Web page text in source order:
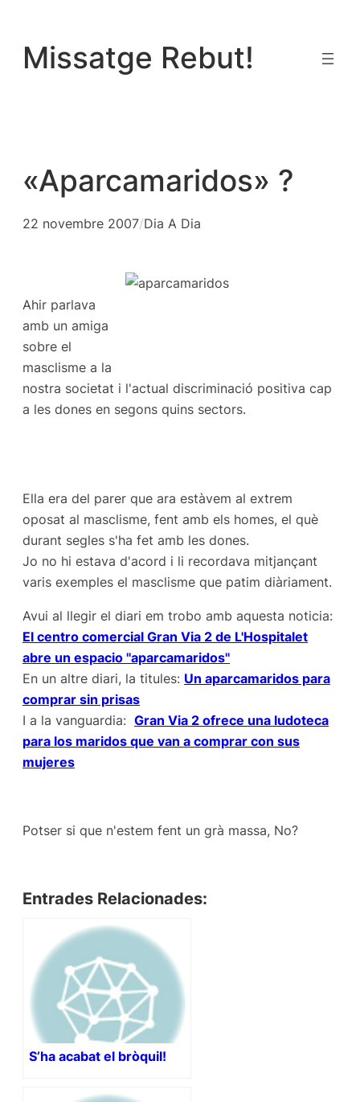
contingut
Missatge Rebut!
«Aparcamaridos» ?
22 novembre 2007/Dia A Dia
Ahir parlava
amb un amiga
sobre el
masclisme a la
nostra societat i l'actual discriminació positiva cap
a les dones en segons quins sectors.
Ella era del parer que ara estàvem al extrem
oposat al masclisme, fent amb els homes, el què
durant segles s'ha fet amb les dones.
Jo no hi estava d'acord i li recordava mitjançant
varis exemples el masclisme que patim diàriament.
Avui al llegir el diari em trobo amb aquesta noticia:
El centro comercial Gran Via 2 de L'Hospitalet
abre un espacio ''aparcamaridos''
En un altre diari, la titules: Un aparcamaridos para
comprar sin prisas
I a la vanguardia: Gran Via 2 ofrece una ludoteca
para los maridos que van a comprar con sus
mujeres
Potser si que n'estem fent un grà massa, No?
Entrades Relacionades:
S’ha acabat el bròquil!